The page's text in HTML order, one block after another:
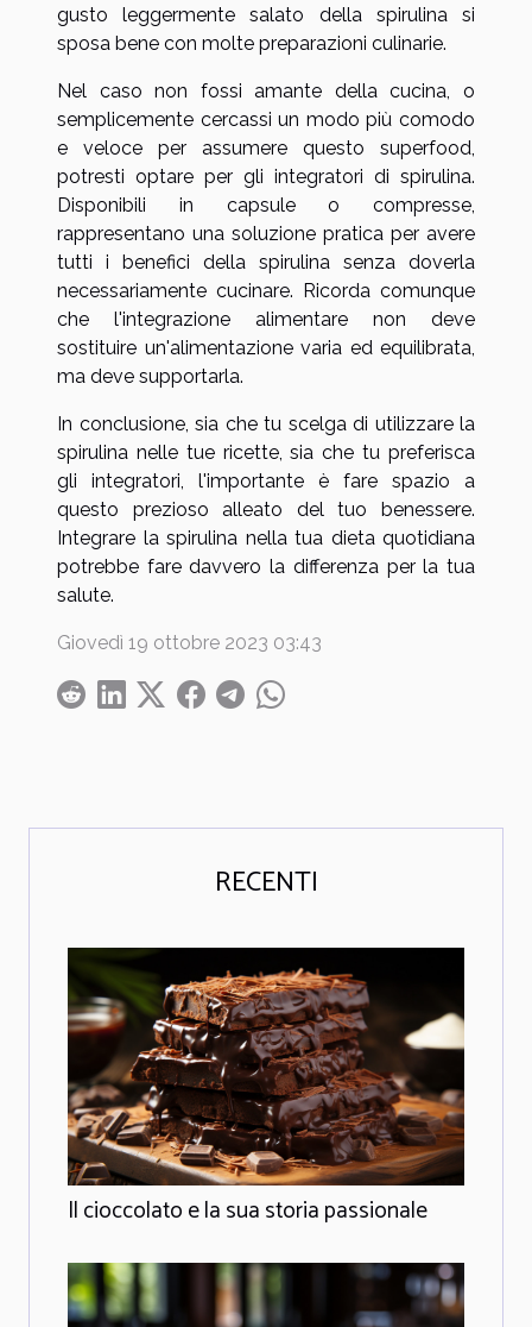
gusto leggermente salato della spirulina si
sposa bene con molte preparazioni culinarie.
Nel caso non fossi amante della cucina, o
semplicemente cercassi un modo più comodo
e veloce per assumere questo superfood,
potresti optare per gli integratori di spirulina.
Disponibili in capsule o compresse,
rappresentano una soluzione pratica per avere
tutti i benefici della spirulina senza doverla
necessariamente cucinare. Ricorda comunque
che l'integrazione alimentare non deve
sostituire un'alimentazione varia ed equilibrata,
ma deve supportarla.
In conclusione, sia che tu scelga di utilizzare la
spirulina nelle tue ricette, sia che tu preferisca
gli integratori, l'importante è fare spazio a
questo prezioso alleato del tuo benessere.
Integrare la spirulina nella tua dieta quotidiana
potrebbe fare davvero la differenza per la tua
salute.
Giovedì 19 ottobre 2023 03:43
RECENTI
Il cioccolato e la sua storia passionale